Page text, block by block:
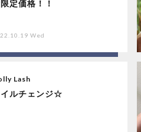
定価格！！
Wed
Lash
ルチェンジ☆